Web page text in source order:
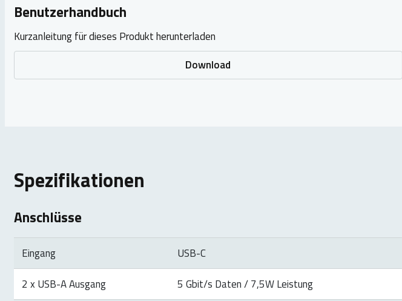
Benutzerhandbuch
Kurzanleitung für dieses Produkt herunterladen
Download
Spezifikationen
Anschlüsse
Eingang
USB-C
2 x USB-A Ausgang
5 Gbit/s Daten / 7,5W Leistung